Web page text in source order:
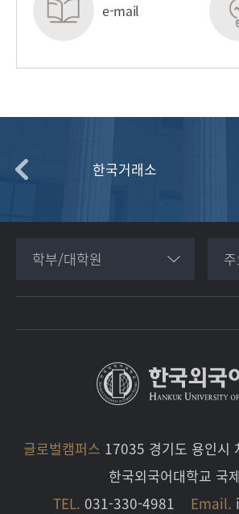
e-mail
한국거래소
학부/대학원
글로벌캠퍼스 17035 경기도 용인시
한국외국어대학교 국
TEL. 031-330-4981 Email.